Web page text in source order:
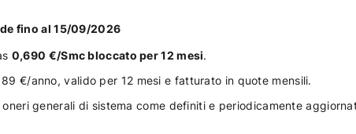
fino al 15/09/2026
0,690 €/Smc bloccato per 12 mesi.
€/anno, valido per 12 mesi e fatturato in quote mensili.
generali di sistema come definiti e periodicamente